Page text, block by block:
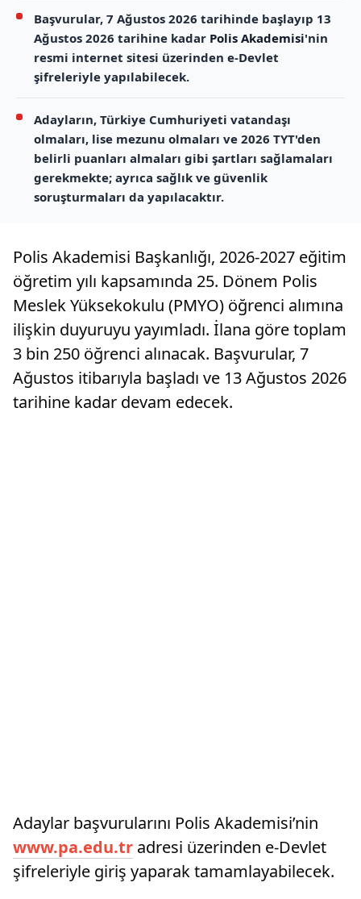
Başvurular, 7 Ağustos 2026 tarihinde başlayıp 13
Ağustos 2026 tarihine kadar Polis Akademisi'nin
resmi internet sitesi üzerinden e-Devlet
şifreleriyle yapılabilecek.
Adayların, Türkiye Cumhuriyeti vatandaşı
olmaları, lise mezunu olmaları ve 2026 TYT'den
belirli puanları almaları gibi şartları sağlamaları
gerekmekte; ayrıca sağlık ve güvenlik
soruşturmaları da yapılacaktır.
Polis Akademisi Başkanlığı, 2026-2027 eğitim
öğretim yılı kapsamında 25. Dönem Polis
Meslek Yüksekokulu (PMYO) öğrenci alımına
ilişkin duyuruyu yayımladı. İlana göre toplam
3 bin 250 öğrenci alınacak. Başvurular, 7
Ağustos itibarıyla başladı ve 13 Ağustos 2026
tarihine kadar devam edecek.
Adaylar başvurularını Polis Akademisi’nin
www.pa.edu.tr adresi üzerinden e-Devlet
şifreleriyle giriş yaparak tamamlayabilecek.